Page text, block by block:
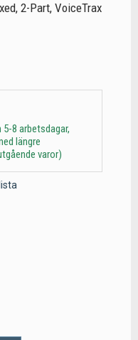
2-Part, VoiceTrax
5-8 arbetsdagar,
längre
varor)